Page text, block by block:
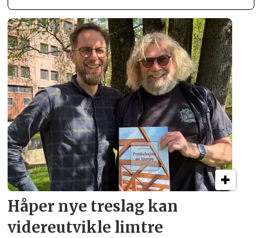
Håper nye treslag kan
videreutvikle limtre